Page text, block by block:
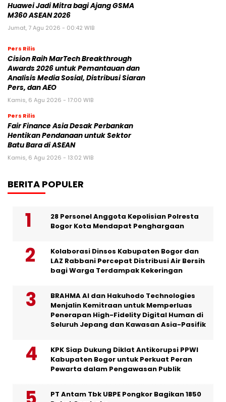
Huawei Jadi Mitra bagi Ajang GSMA
M360 ASEAN 2026
Jumat, 7 Agu 2026 - 00:42 WIB
Pers Rilis
Cision Raih MarTech Breakthrough
Awards 2026 untuk Pemantauan dan
Analisis Media Sosial, Distribusi Siaran
Pers, dan AEO
Kamis, 6 Agu 2026 - 17:00 WIB
Pers Rilis
Fair Finance Asia Desak Perbankan
Hentikan Pendanaan untuk Sektor
Batu Bara di ASEAN
Kamis, 6 Agu 2026 - 13:02 WIB
BERITA POPULER
28 Personel Anggota Kepolisian Polresta
Bogor Kota Mendapat Penghargaan
Kolaborasi Dinsos Kabupaten Bogor dan
LAZ Rabbani Percepat Distribusi Air Bersih
bagi Warga Terdampak Kekeringan
BRAHMA AI dan Hakuhodo Technologies
Menjalin Kemitraan untuk Memperluas
Penerapan High-Fidelity Digital Human di
Seluruh Jepang dan Kawasan Asia-Pasifik
KPK Siap Dukung Diklat Antikorupsi PPWI
Kabupaten Bogor untuk Perkuat Peran
Pewarta dalam Pengawasan Publik
PT Antam Tbk UBPE Pongkor Bagikan 1850